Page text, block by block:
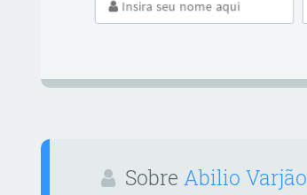
Sobre Abilio Varjão